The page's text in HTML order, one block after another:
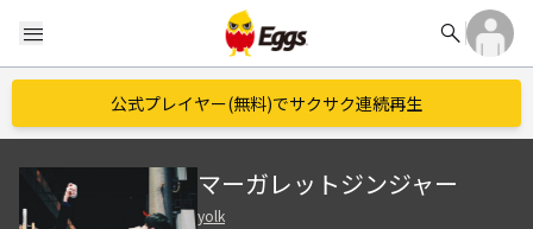
menu search
公式プレイヤー(無料)でサクサク連続再生
マーガレットジンジャー
yolk